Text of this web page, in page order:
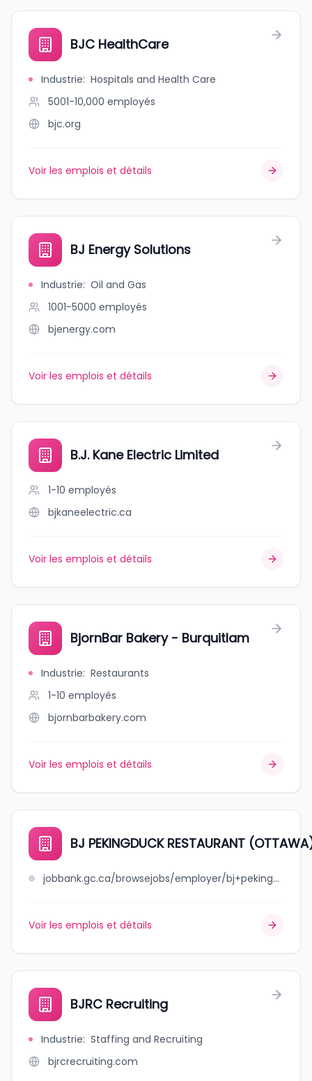
BJC HealthCare
Industrie: Hospitals and Health Care
5001-10,000 employés
bjc.org
Voir les emplois et détails
BJ Energy Solutions
Industrie: Oil and Gas
1001-5000 employés
bjenergy.com
Voir les emplois et détails
B.J. Kane Electric Limited
1-10 employés
bjkaneelectric.ca
Voir les emplois et détails
BjornBar Bakery - Burquitlam
Industrie: Restaurants
1-10 employés
bjornbarbakery.com
Voir les emplois et détails
BJ PEKINGDUCK RESTAURANT
jobbank.gc.ca/browsejobs/employer/bj+pekingduck+restaurant+%28ottawa%29+ltd./ca
Voir les emplois et détails
BJRC Recruiting
Industrie: Staffing and Recruiting
bjrcrecruiting.com